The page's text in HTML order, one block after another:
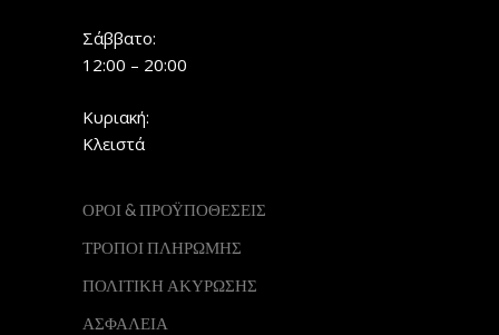
Σάββατο:
12:00 – 20:00
Κυριακή:
Κλειστά
ΟΡΟΙ & ΠΡΟΫΠΟΘΕΣΕΙΣ
ΤΡΟΠΟΙ ΠΛΗΡΩΜΗΣ
ΠΟΛΙΤΙΚΗ ΑΚΥΡΩΣΗΣ
ΑΣΦΑΛΕΙΑ